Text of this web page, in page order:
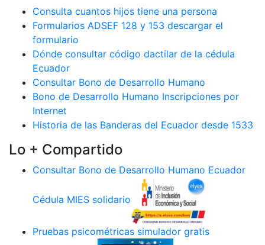
Consulta cuantos hijos tiene una persona
Formularios ADSEF 128 y 153 descargar el
formulario
Dónde consultar código dactilar de la cédula
Ecuador
Consultar Bono de Desarrollo Humano
Bono de Desarrollo Humano Inscripciones por
Internet
Historia de las Banderas del Ecuador desde 1533
Lo + Compartido
Consultar Bono de Desarrollo Humano Ecuador
Cédula MIES solidario
Pruebas psicométricas simulador gratis